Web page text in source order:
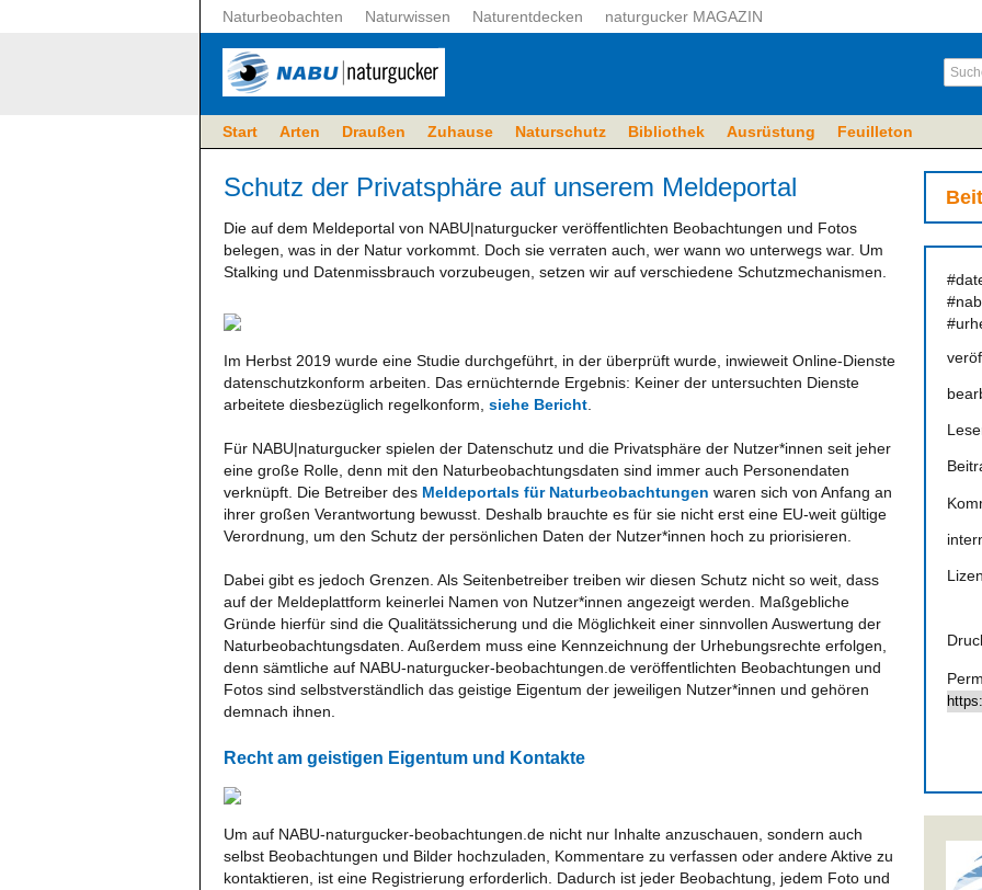
Start Arten Draußen Zuhause Naturschutz Bibliothek Ausrüstung Feuilleton
Naturbeobachten Naturwissen Naturentdecken naturgucker MAGAZIN
Schutz der Privatsphäre auf unserem Meldeportal
Die auf dem Meldeportal von NABU|naturgucker veröffentlichten Beobachtungen und Fotos
belegen, was in der Natur vorkommt. Doch sie verraten auch, wer wann wo unterwegs war. Um
Stalking und Datenmissbrauch vorzubeugen, setzen wir auf verschiedene Schutzmechanismen.
Im Herbst 2019 wurde eine Studie durchgeführt, in der überprüft wurde, inwieweit Online-Dienste
datenschutzkonform arbeiten. Das ernüchternde Ergebnis: Keiner der untersuchten Dienste
arbeitete diesbezüglich regelkonform, siehe Bericht
Für NABU|naturgucker spielen der Datenschutz und die Privatsphäre der Nutzer*innen seit jeher
eine große Rolle, denn mit den Naturbeobachtungsdaten sind immer auch Personendaten
verknüpft. Die Betreiber des Meldeportals für Naturbeobachtungen waren sich von Anfang an
ihrer großen Verantwortung bewusst. Deshalb brauchte es für sie nicht erst eine EU-weit gültige
Verordnung, um den Schutz der persönlichen Daten der Nutzer*innen hoch zu priorisieren.
Dabei gibt es jedoch Grenzen. Als Seitenbetreiber treiben wir diesen Schutz nicht so weit, dass
auf der Meldeplattform keinerlei Namen von Nutzer*innen angezeigt werden. Maßgebliche
Gründe hierfür sind die Qualitätssicherung und die Möglichkeit einer sinnvollen Auswertung der
Naturbeobachtungsdaten. Außerdem muss eine Kennzeichnung der Urhebungsrechte erfolgen,
denn sämtliche auf NABU-naturgucker-beobachtungen.de veröffentlichten Beobachtungen und
Fotos sind selbstverständlich das geistige Eigentum der jeweiligen Nutzer*innen und gehören
demnach ihnen.
Recht am geistigen Eigentum und Kontakte
Um auf NABU-naturgucker-beobachtungen.de nicht nur Inhalte anzuschauen, sondern auch
selbst Beobachtungen und Bilder hochzuladen, Kommentare zu verfassen oder andere Aktive zu
kontaktieren, ist eine Registrierung erforderlich. Dadurch ist jeder Beobachtung, jedem Foto und